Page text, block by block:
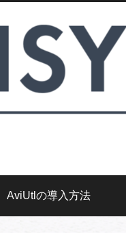
AviUtlの導入方法